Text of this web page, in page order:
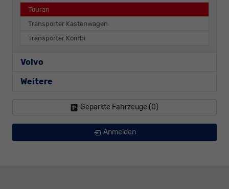
Touran
Transporter Kastenwagen
Transporter Kombi
Volvo
Weitere
Geparkte Fahrzeuge (0)
Anmelden